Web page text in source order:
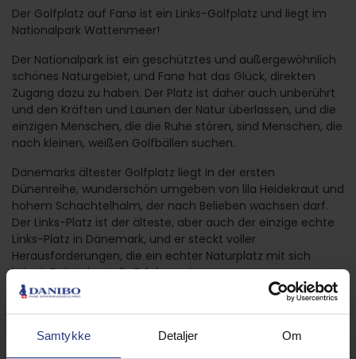
Samtykke Detaljer Om
Der Golfplatz auf Fanø ist ein Links-Golfplatz und liegt im
Nationalpark Wattenmeer!
Der Nationalpark ist ein geschütztes und außergewöhnlich
schönes Naturgebiet, und Fanø hat das Glück, direkten
Zugang dazu zu haben. Der Platz ist daher auch unberührt
und den Kräften und Launen der Natur überlassen, und die
einzigen Menschen, die die Ruhe stören, sind Menschen, die
nach kleinen, weißen Golfbällen suchen.
Dänemarks ältester Golfplatz liegt in der ersten
Dünenreihe, wunderschön umgeben von lila Heidekraut und
hohem Schachtelhalm, der nach Belieben wachsen darf.
Der Links-Platz ist der älteste, aber auch der einzige echte
Links-Platz in Dänemark, und er steckt voller
Herausforderungen, die ein echter Naturplatz mit sich
bringt. Es ist eine tolle Erfahrung!
Wohnen Sie in erster Reihe zum Golfplatz:
GOLFPARKEN
FERIENWOHNUNGEN